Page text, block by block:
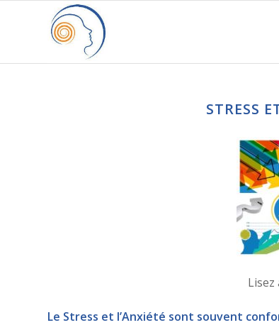
STRESS
Lisez
Le Stress et l’Anxiété sont souvent